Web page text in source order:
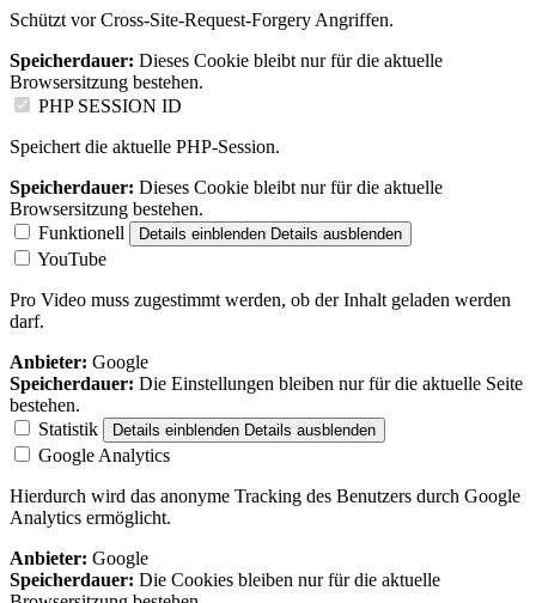
Schützt vor Cross-Site-Request-Forgery Angriffen.
Speicherdauer: Dieses Cookie bleibt nur für die aktuelle
Browsersitzung bestehen.
PHP SESSION ID
Speichert die aktuelle PHP-Session.
Speicherdauer: Dieses Cookie bleibt nur für die aktuelle
Browsersitzung bestehen.
Funktionell
Details einblenden Details ausblenden
YouTube
Pro Video muss zugestimmt werden, ob der Inhalt geladen werden
darf.
Anbieter: Google
Speicherdauer: Die Einstellungen bleiben nur für die aktuelle Seite
bestehen.
Statistik
Details einblenden Details ausblenden
Google Analytics
Hierdurch wird das anonyme Tracking des Benutzers durch Google
Analytics ermöglicht.
Anbieter: Google
Speicherdauer: Die Cookies bleiben nur für die aktuelle